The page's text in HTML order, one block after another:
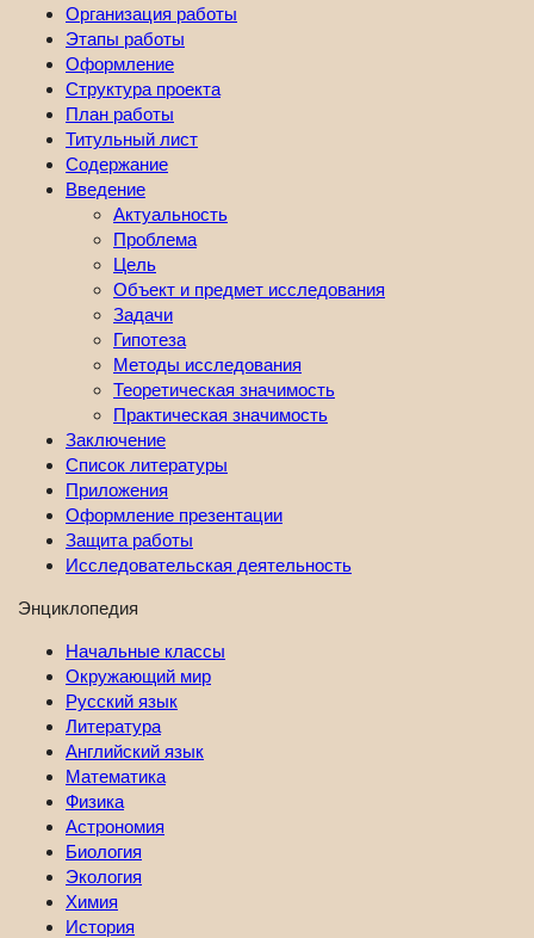
Организация работы
Этапы работы
Оформление
Структура проекта
План работы
Титульный лист
Содержание
Введение
Актуальность
Проблема
Цель
Объект и предмет исследования
Задачи
Гипотеза
Методы исследования
Теоретическая значимость
Практическая значимость
Заключение
Список литературы
Приложения
Оформление презентации
Защита работы
Исследовательская деятельность
Энциклопедия
Начальные классы
Окружающий мир
Русский язык
Литература
Английский язык
Математика
Физика
Астрономия
Биология
Экология
Химия
История